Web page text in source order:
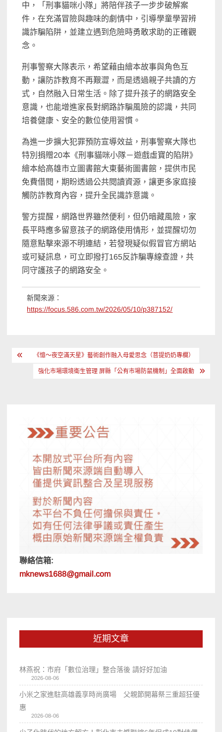
中，「刑事貓咪小隊」將陪伴孩子一步步破解案
件，在充滿冒險與趣味的劇情中，引導學童學習辨
識詐騙陷阱，並建立遇到危險時勇敢求助的正確觀
念。
刑事警察大隊表示，希望藉由繪本故事與角色互
動，讓防詐教育不再艱澀，而是透過親子共讀的方
式，自然融入日常生活。除了提升孩子的網路安全
意識，也能增進家長對網路詐騙風險的認識，共同
培養健康、安全的數位使用習慣。
為進一步擴大犯罪預防宣導效益，刑事警察大隊也
特別捐贈20本《刑事貓咪小隊－遊戲虛寶的陷阱》
繪本給高雄市立圖書館大東藝術圖書館，提供市民
免費借閱，期盼透過公共閱讀資源，讓更多家庭接
觸防詐教育內容，提升全民識詐意識。
警方提醒，網路世界雖然便利，但仍暗藏風險，家
長平時應多留意孩子的網路使用情形，並提醒切勿
隨意點擊來源不明連結，若發現疑似假冒官方網站
或可疑訊息，可立即撥打165反詐騙專線查證，共
同守護孩子的網路安全。
新聞來源：
https://focus.586.com.tw/2026/05/10/p387152/
文 《憶～夜空滿天星》藝術創作融入母愛思念（菩提奶奶專欄）
強化市場環境衛生管理 屏縣「公有市場防鼠機制」全面啟動
聯絡信箱:
mknews1688@gmail.com
近期文章
林燕祝：市府「數位治理」整合落後 請好好加油
2026-08-06
小米之家進駐高雄義享時尚廣場 父親節開幕祭三重超狂優
惠
2026-08-06